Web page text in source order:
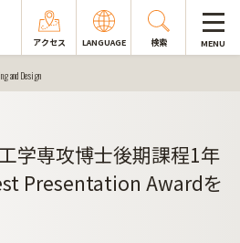
アクセス LANGUAGE 検索 MENU
and Design
学専攻博士後期課程1年
Presentation Awardを